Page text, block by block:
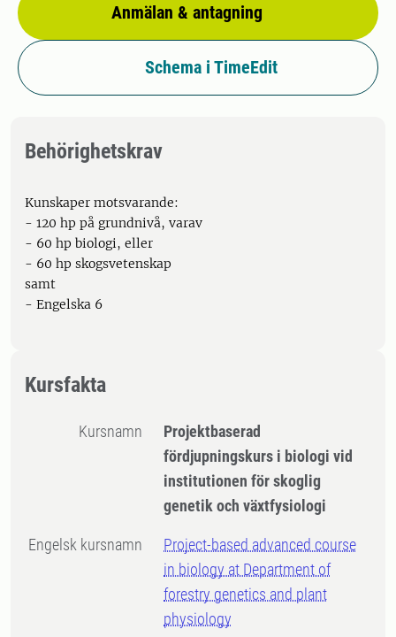
Anmälan & antagning
Schema i TimeEdit
Behörighetskrav
Kunskaper motsvarande:
- 120 hp på grundnivå, varav
- 60 hp biologi, eller
- 60 hp skogsvetenskap
samt
- Engelska 6
Kursfakta
Kursnamn
Projektbaserad
fördjupningskurs i biologi vid
institutionen för skoglig
genetik och växtfysiologi
Engelsk kursnamn
Project-based advanced course
in biology at Department of
forestry genetics and plant
physiology